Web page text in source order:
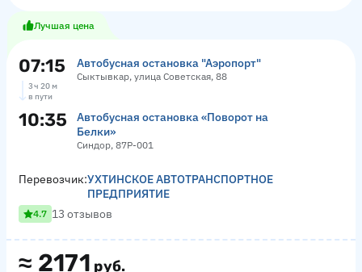
Лучшая цена
07:15 Автобусная остановка "Аэропорт"
Сыктывкар, улица Советская, 88
3 ч 20 м
в пути
10:35
Автобусная остановка «Поворот на
Белки»
Синдор, 87Р-001
≈ 2171 руб.
Перевозчик:УХТИНСКОЕ АВТОТРАНСПОРТНОЕ
ПРЕДПРИЯТИЕ
4.7 13 отзывов